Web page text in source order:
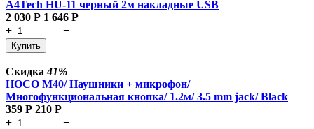
A4Tech HU-11 черный 2м накладные USB
2 030 Р 1 646 Р
+
−
Купить
Скидка41%
HOCO M40/ Наушники + микрофон/
Многофункциональная кнопка/ 1.2м/ 3.5 mm jack/ Black
359 Р 210 Р
+
−